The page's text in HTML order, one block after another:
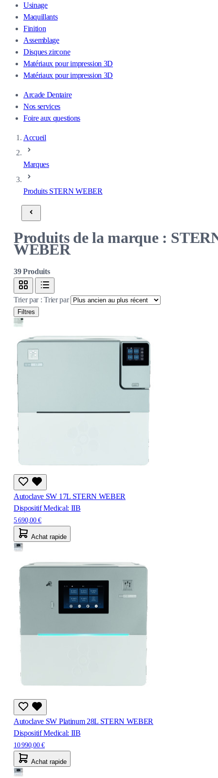
Usinage
Maquillants
Finition
Assemblage
Disques zircone
Matériaux pour impression 3D
Matériaux pour impression 3D
Arcade Dentaire
Nos services
Foire aux questions
Accueil
Marques
Produits STERN WEBER
Produits de la marque :
WEBER
39Produits
Trier par :Trier par
Filtres
Autoclave SW 17L STERN WEBER
Dispositif Medical: IIB
5 690,00 €
Achat rapide
Autoclave SW Platinum 28L STERN WEBER
Dispositif Medical: IIB
10 990,00 €
Achat rapide